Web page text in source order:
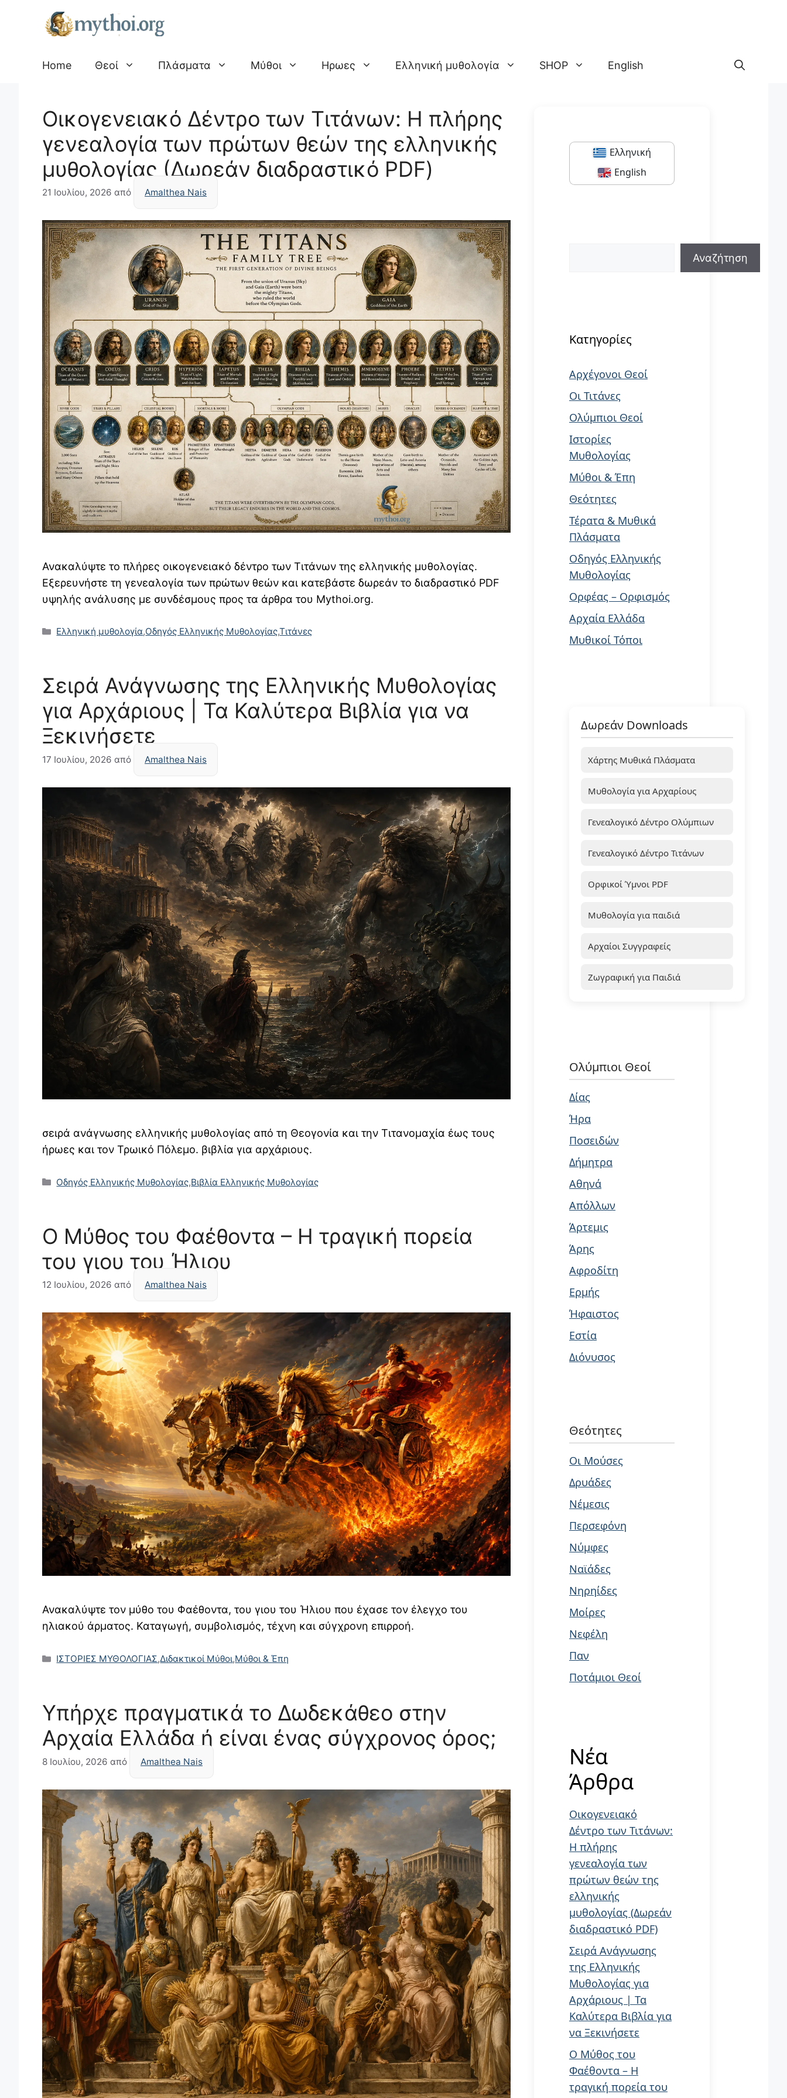
περιεχόμενο
Home Θεοί Πλάσματα Μύθοι Ηρωες Ελληνική μυθολογία SHOP English
Οικογενειακό Δέντρο των Τιτάνων: Η πλήρης
γενεαλογία των πρώτων θεών της ελληνικής
μυθολογίας (Δωρεάν διαδραστικό PDF)
21 Ιουλίου, 2026 από Amalthea Nais
Ανακαλύψτε το πλήρες οικογενειακό δέντρο των Τιτάνων της ελληνικής μυθολογίας.
Εξερευνήστε τη γενεαλογία των πρώτων θεών και κατεβάστε δωρεάν το διαδραστικό PDF
υψηλής ανάλυσης με συνδέσμους προς τα άρθρα του Mythoi.org.
Κατηγορίες
Ελληνική μυθολογία,Οδηγός Ελληνικής Μυθολογίας,Τιτάνες
Σειρά Ανάγνωσης της Ελληνικής Μυθολογίας
για Αρχάριους | Τα Καλύτερα Βιβλία για να
Ξεκινήσετε
17 Ιουλίου, 2026 από Amalthea Nais
σειρά ανάγνωσης ελληνικής μυθολογίας από τη Θεογονία και την Τιτανομαχία έως τους
ήρωες και τον Τρωικό Πόλεμο. βιβλία για αρχάριους.
Κατηγορίες
Οδηγός Ελληνικής Μυθολογίας,Βιβλία Ελληνικής Μυθολογίας
Ο Μύθος του Φαέθοντα – Η τραγική πορεία
του γιου του Ήλιου
12 Ιουλίου, 2026 από Amalthea Nais
Ανακαλύψτε τον μύθο του Φαέθοντα, του γιου του Ήλιου που έχασε τον έλεγχο του
ηλιακού άρματος. Καταγωγή, συμβολισμός, τέχνη και σύγχρονη επιρροή.
Κατηγορίες
ΙΣΤΟΡΙΕΣ ΜΥΘΟΛΟΓΙΑΣ,Διδακτικοί Μύθοι,Μύθοι & Έπη
Υπήρχε πραγματικά το Δωδεκάθεο στην
Αρχαία Ελλάδα ή είναι ένας σύγχρονος όρος;
8 Ιουλίου, 2026 από Amalthea Nais
Ελληνική
English
Αναζήτηση
Κατηγορίες
Αρχέγονοι Θεοί
Οι Τιτάνες
Ολύμπιοι Θεοί
Ιστορίες
Μυθολογίας
Μύθοι & Έπη
Θεότητες
Τέρατα & Μυθικά
Πλάσματα
Οδηγός Ελληνικής
Μυθολογίας
Ορφέας – Ορφισμός
Αρχαία Ελλάδα
Μυθικοί Τόποι
Δωρεάν Downloads
Χάρτης Μυθικά Πλάσματα
Μυθολογία για Αρχαρίους
Γενεαλογικό Δέντρο Ολύμπιων
Γενεαλογικό Δέντρο Τιτάνων
Ορφικοί Ύμνοι PDF
Μυθολογία για παιδιά
Αρχαίοι Συγγραφείς
Ζωγραφική για Παιδιά
Ολύμπιοι Θεοί
Δίας
Ήρα
Ποσειδών
Δήμητρα
Αθηνά
Απόλλων
Άρτεμις
Άρης
Αφροδίτη
Ερμής
Ήφαιστος
Εστία
Διόνυσος
Θεότητες
Οι Μούσες
Δρυάδες
Νέμεσις
Περσεφόνη
Νύμφες
Ναϊάδες
Νηρηίδες
Μοίρες
Νεφέλη
Παν
Ποτάμιοι Θεοί
Νέα
Άρθρα
Οικογενειακό
Δέντρο των Τιτάνων:
Η πλήρης
γενεαλογία των
πρώτων θεών της
ελληνικής
μυθολογίας (Δωρεάν
διαδραστικό PDF)
Σειρά Ανάγνωσης
της Ελληνικής
Μυθολογίας για
Αρχάριους | Τα
Καλύτερα Βιβλία για
να Ξεκινήσετε
Ο Μύθος του
Φαέθοντα – Η
τραγική πορεία του